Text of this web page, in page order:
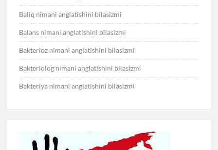
Baliq nimani anglatishini bilasizmi
Balans nimani anglatishini bilasizmi
Bakterioz nimani anglatishini bilasizmi
Bakteriolog nimani anglatishini bilasizmi
Bakteriya nimani anglatishini bilasizmi